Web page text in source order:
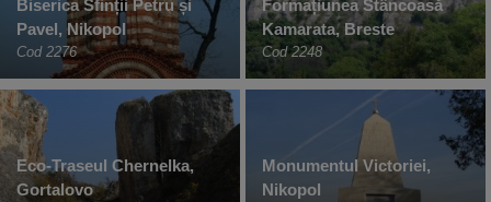
Biserica Sfinții Petru și
Pavel, Nikopol
Cod 2276
Formațiunea Stâncoasă
Kamarata, Breste
Cod 2248
Eco-Traseul Chernelka,
Gortalovo
Monumentul Victoriei,
Nikopol